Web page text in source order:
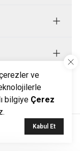
ve
bilgiye Çerez
Kabul Et